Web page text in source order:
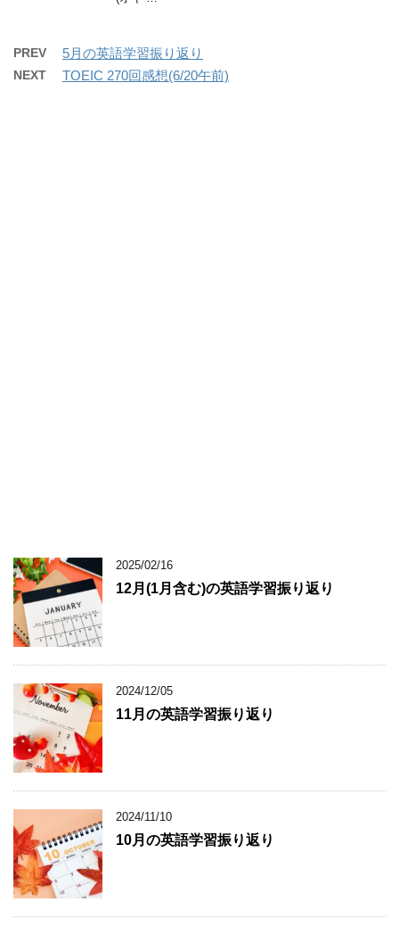
PREV 5月の英語学習振り返り
NEXT TOEIC 270回感想(6/20午前)
2025/02/16
12月(1月含む)の英語学習振り返り
2024/12/05
11月の英語学習振り返り
2024/11/10
10月の英語学習振り返り